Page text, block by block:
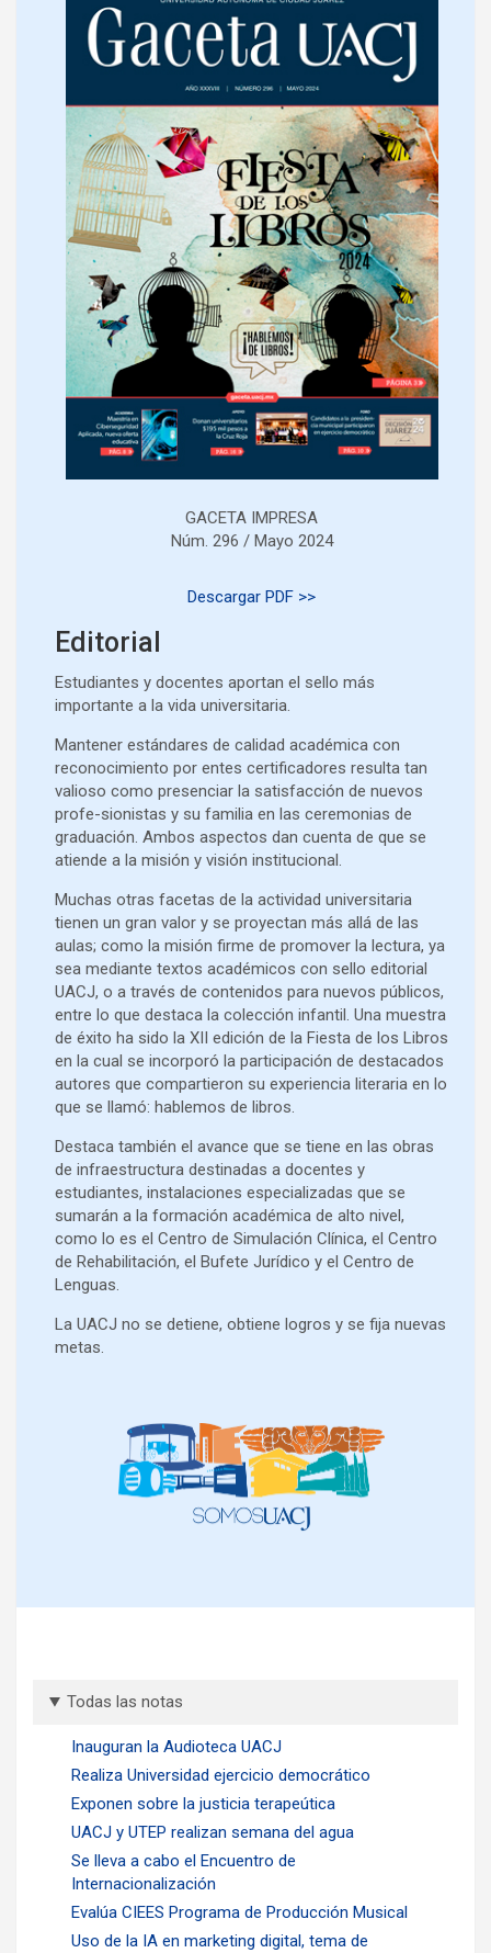
GACETA IMPRESA
Núm. 296 / Mayo 2024
Descargar PDF >>
Editorial
Estudiantes y docentes aportan el sello más
importante a la vida universitaria.
Mantener estándares de calidad académica con
reconocimiento por entes certificadores resulta tan
valioso como presenciar la satisfacción de nuevos
profe-sionistas y su familia en las ceremonias de
graduación. Ambos aspectos dan cuenta de que se
atiende a la misión y visión institucional.
Muchas otras facetas de la actividad universitaria
tienen un gran valor y se proyectan más allá de las
aulas; como la misión firme de promover la lectura, ya
sea mediante textos académicos con sello editorial
UACJ, o a través de contenidos para nuevos públicos,
entre lo que destaca la colección infantil. Una muestra
de éxito ha sido la XII edición de la Fiesta de los Libros
en la cual se incorporó la participación de destacados
autores que compartieron su experiencia literaria en lo
que se llamó: hablemos de libros.
Destaca también el avance que se tiene en las obras
de infraestructura destinadas a docentes y
estudiantes, instalaciones especializadas que se
sumarán a la formación académica de alto nivel,
como lo es el Centro de Simulación Clínica, el Centro
de Rehabilitación, el Bufete Jurídico y el Centro de
Lenguas.
La UACJ no se detiene, obtiene logros y se fija nuevas
metas.
Todas las notas
Inauguran la Audioteca UACJ
Realiza Universidad ejercicio democrático
Exponen sobre la justicia terapeútica
UACJ y UTEP realizan semana del agua
Se lleva a cabo el Encuentro de
Internacionalización
Evalúa CIEES Programa de Producción Musical
Uso de la IA en marketing digital, tema de